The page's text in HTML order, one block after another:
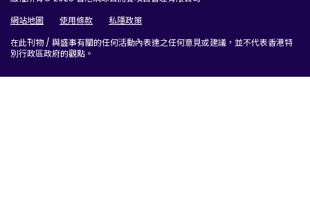
覽網站地圖
使用條款
私隱政策
在此刊物 / 與盛事有關的任何活動內表達之任何意見或建議，並不代表香港特
別行政區政府的觀點。